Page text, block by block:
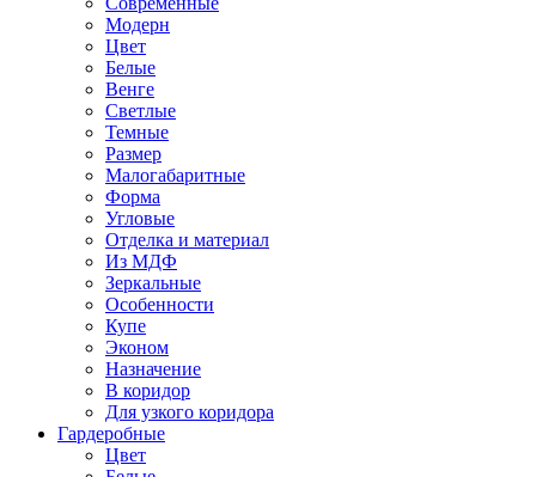
Модерн
Цвет
Белые
Венге
Светлые
Темные
Размер
Малогабаритные
Форма
Угловые
Отделка и материал
Из МДФ
Зеркальные
Особенности
Купе
Эконом
Назначение
В коридор
Для узкого коридора
Гардеробные
Цвет